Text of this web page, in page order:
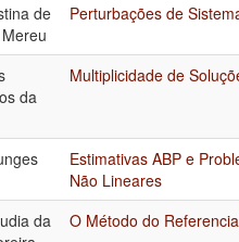
de
Perturbações de
da
Multiplicidade de
Estimativas ABP e
Não Lineares
da
O Método do